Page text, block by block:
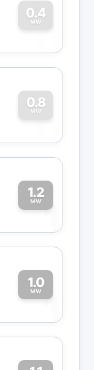
0.4
MW
0
0.8
MW
0
1.2
MW1
1.0
MW1